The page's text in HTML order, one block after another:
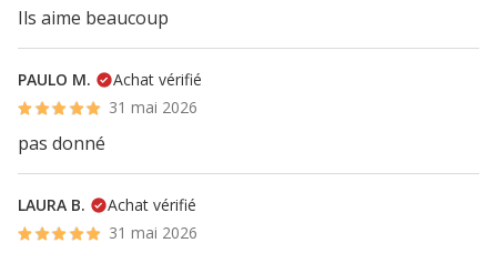
Ils aime beaucoup
PAULO M.
Achat vérifié
31 mai 2026
pas donné
LAURA B.
Achat vérifié
31 mai 2026